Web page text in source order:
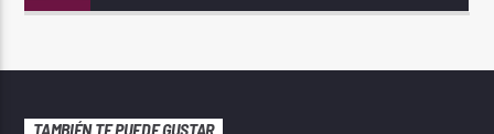
TAMBIÉN TE PUEDE GUSTAR